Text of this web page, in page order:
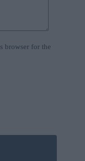
browser for the